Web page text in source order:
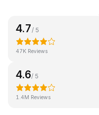
4.7/ 5
47K Reviews
4.6/ 5
1.4M Reviews